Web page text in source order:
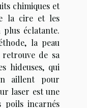
chimiques et
la cire et les
éclatante.
la peau
de sa
hideuses, qui
aillent pour
laser est une
poils incarnés